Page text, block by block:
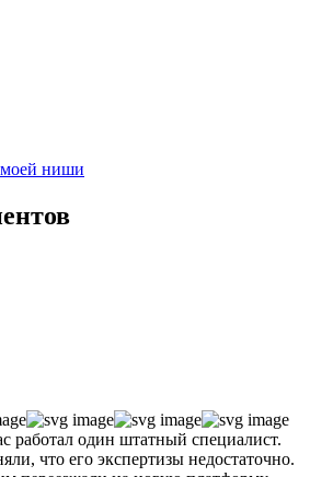
ниши
работал один штатный специалист.
что его экспертизы недостаточно.